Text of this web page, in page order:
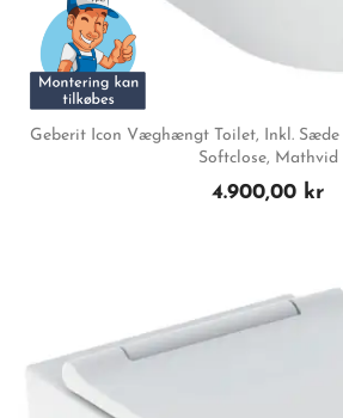
Geberit Icon Væghængt Toilet, Inkl. Sæde
Softclose, Mathvid
4.900,00 kr